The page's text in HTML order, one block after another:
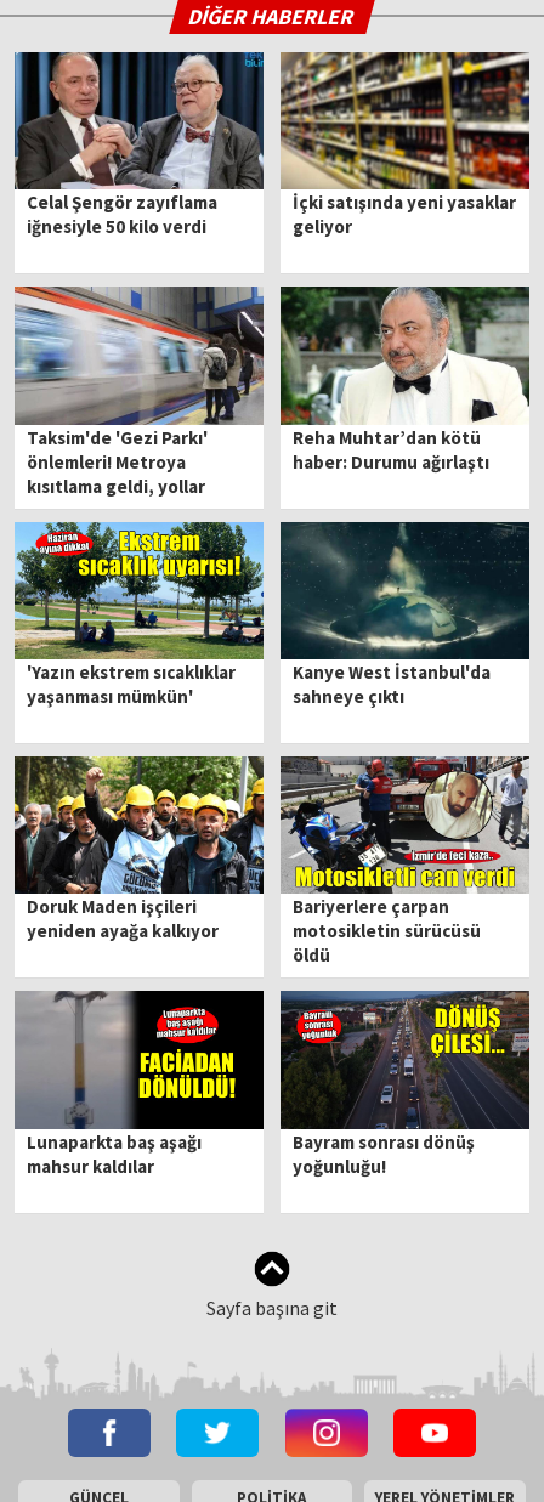
DİĞER HABERLER
Celal Şengör zayıflama
iğnesiyle 50 kilo verdi
İçki satışında yeni yasaklar
geliyor
Taksim'de 'Gezi Parkı'
önlemleri! Metroya
kısıtlama geldi, yollar
trafiğe kapatıldı…
Reha Muhtar’dan kötü
haber: Durumu ağırlaştı
'Yazın ekstrem sıcaklıklar
yaşanması mümkün'
Kanye West İstanbul'da
sahneye çıktı
Doruk Maden işçileri
yeniden ayağa kalkıyor
Bariyerlere çarpan
motosikletin sürücüsü
öldü
Lunaparkta baş aşağı
mahsur kaldılar
Bayram sonrası dönüş
yoğunluğu!
Sayfa başına git
GÜNCEL POLİTİKA YEREL YÖNETİMLER